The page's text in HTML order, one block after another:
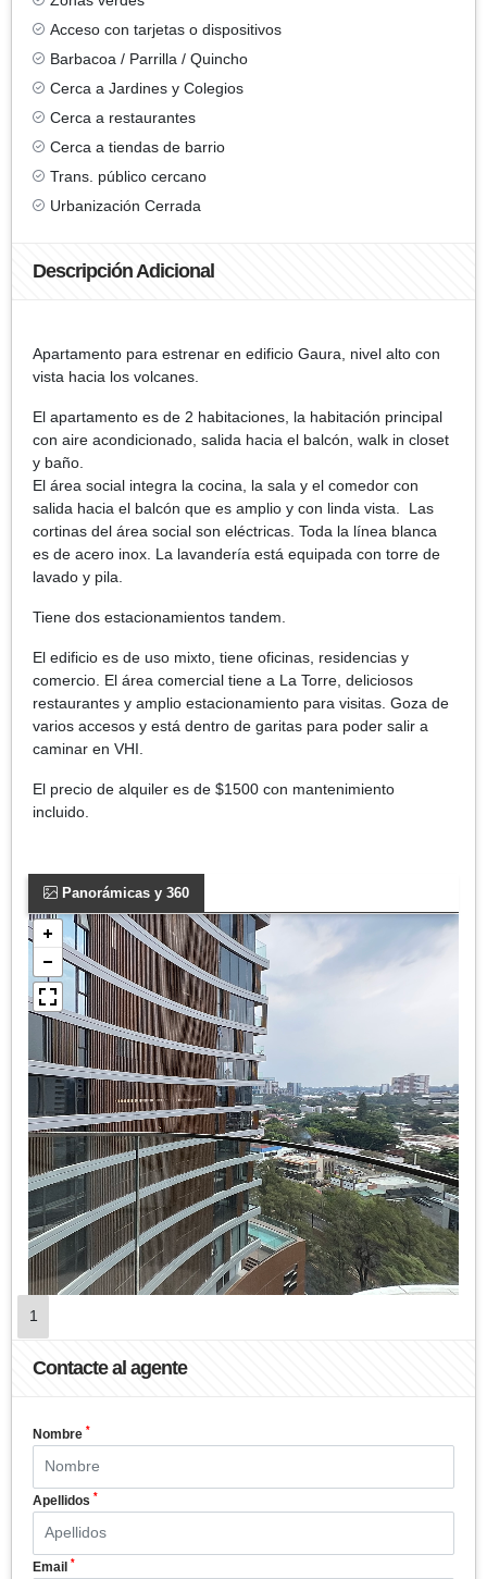
Acceso con tarjetas o dispositivos
Barbacoa / Parrilla / Quincho
Cerca a Jardines y Colegios
Cerca a restaurantes
Cerca a tiendas de barrio
Trans. público cercano
Urbanización Cerrada
Descripción Adicional
Apartamento para estrenar en edificio Gaura, nivel alto con
vista hacia los volcanes.
El apartamento es de 2 habitaciones, la habitación principal
con aire acondicionado, salida hacia el balcón, walk in closet
y baño.
El área social integra la cocina, la sala y el comedor con
salida hacia el balcón que es amplio y con linda vista. Las
cortinas del área social son eléctricas. Toda la línea blanca
es de acero inox. La lavandería está equipada con torre de
lavado y pila.
Tiene dos estacionamientos tandem.
El edificio es de uso mixto, tiene oficinas, residencias y
comercio. El área comercial tiene a La Torre, deliciosos
restaurantes y amplio estacionamiento para visitas. Goza de
varios accesos y está dentro de garitas para poder salir a
caminar en VHI.
El precio de alquiler es de $1500 con mantenimiento
incluido.
Panorámicas y 360
1
Contacte al agente
Nombre *
Apellidos *
Email *